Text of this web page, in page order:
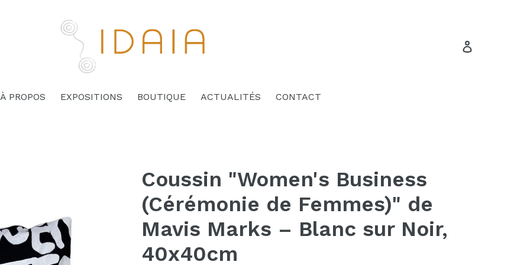
À PROPOS EXPOSITIONS BOUTIQUE ACTUALITÉS CONTACT
Coussin "Women's Business
(Cérémonie de Femmes)" de
Mavis Marks – Blanc sur Noir,
40x40cm